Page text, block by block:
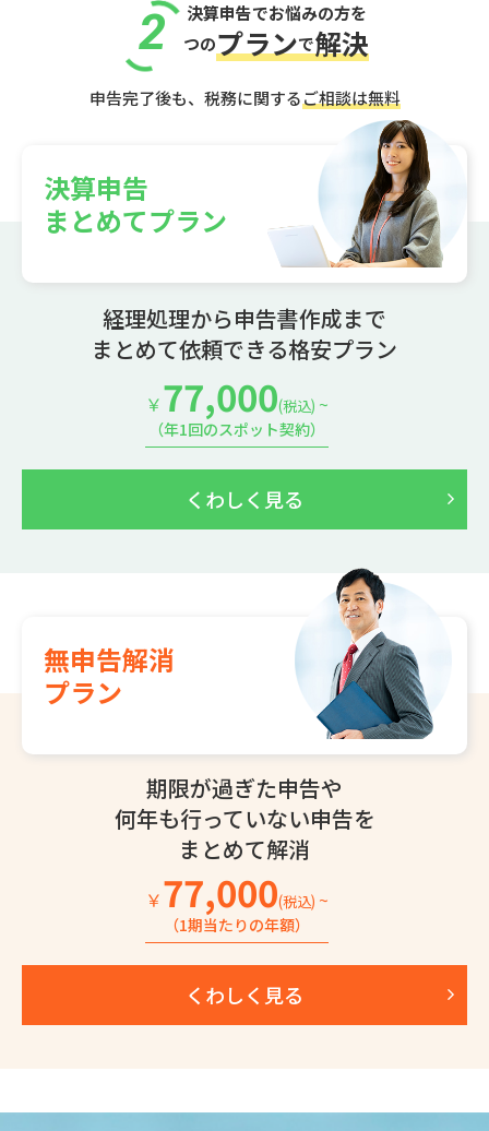
決算申告でお悩みの方を
2 つのプランで解決
申告完了後も、税務に関するご相談は無料
決算申告
まとめてプラン
経理処理から申告書作成まで
まとめて依頼できる格安プラン
￥77,000(税込) ~
（年1回のスポット契約）
くわしく見る
無申告解消
プラン
期限が過ぎた申告や
何年も行っていない申告を
まとめて解消
￥77,000(税込) ~
（1期当たりの年額）
くわしく見る